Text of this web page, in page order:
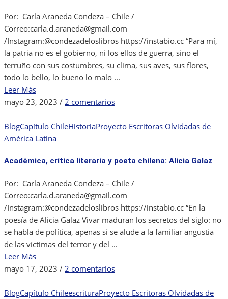
Por: Carla Araneda Condeza – Chile /
Correo:carla.d.araneda@gmail.com
/Instagram:@condezadeloslibros https://instabio.cc “Para mí,
la patria no es el gobierno, ni los ellos de guerra, sino el
terruño con sus costumbres, su clima, sus aves, sus flores,
todo lo bello, lo bueno lo malo ...
Leer Más
mayo 23, 2023 / 2 comentariosen
Rouge
derechos
la
mujer.
BlogCapítulo ChileHistoriaProyecto Escritoras Olvidadas de
América Latina
Académica, crítica literaria y poeta chilena: Alicia Galaz
Por: Carla Araneda Condeza – Chile /
Correo:carla.d.araneda@gmail.com
/Instagram:@condezadeloslibros https://instabio.cc “En la
poesía de Alicia Galaz Vivar maduran los secretos del siglo: no
se habla de política, apenas si se alude a la familiar angustia
de las víctimas del terror y del ...
Leer Más
mayo 17, 2023 / 2 comentariosen
crítica
BlogCapítulo ChileescrituraProyecto Escritoras Olvidadas de